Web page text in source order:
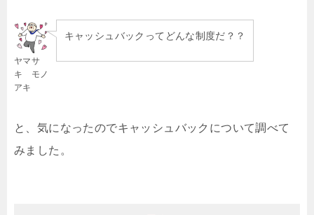
ヤマサ
キ モノ
アキ
キャッシュバックってどんな制度だ？？
と、気になったのでキャッシュバックについて調べて
みました。